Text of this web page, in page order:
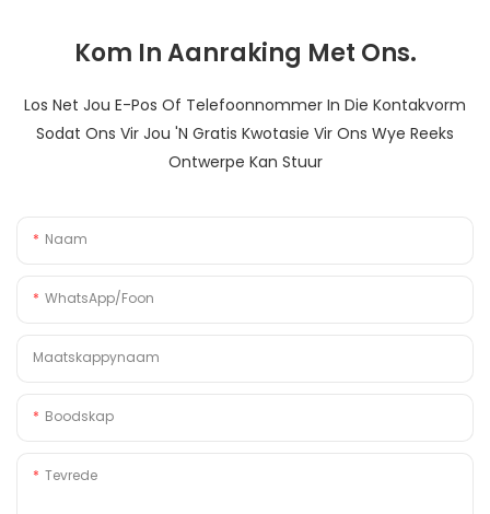
Kom In Aanraking Met Ons.
Los Net Jou E-Pos Of Telefoonnommer In Die Kontakvorm
Sodat Ons Vir Jou 'n Gratis Kwotasie Vir Ons Wye Reeks
Ontwerpe Kan Stuur
Naam
WhatsApp/foon
Maatskappynaam
Boodskap
Tevrede